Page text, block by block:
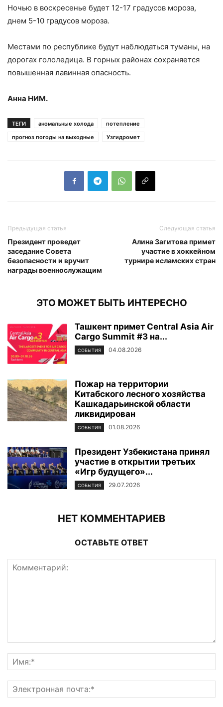
Ночью в воскресенье будет 12-17 градусов мороза,
днем 5-10 градусов мороза.
Местами по республике будут наблюдаться туманы, на
дорогах гололедица. В горных районах сохраняется
повышенная лавинная опасность.
Анна НИМ.
ТЕГИ аномальные холода
потепление
прогноз погоды на выходные
Узгидромет
Предыдущая статья
Президент проведет
заседание Совета
безопасности и вручит
награды военнослужащим
Следующая статья
Алина Загитова примет
участие в хоккейном
турнире исламских стран
ЭТО МОЖЕТ БЫТЬ ИНТЕРЕСНО
Ташкент примет Central Asia Air
Cargo Summit #3 на...
СОБЫТИЯ 04.08.2026
Пожар на территории
Китабского лесного хозяйства
Кашкадарьинской области
ликвидирован
СОБЫТИЯ 01.08.2026
Президент Узбекистана принял
участие в открытии третьих
«Игр будущего»...
СОБЫТИЯ 29.07.2026
НЕТ КОММЕНТАРИЕВ
ОСТАВЬТЕ ОТВЕТ